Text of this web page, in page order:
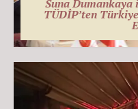
Suna
TÜDİP’ten